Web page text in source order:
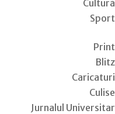
Cultură
Sport
Print
Blitz
Caricaturi
Culise
Jurnalul Universitar